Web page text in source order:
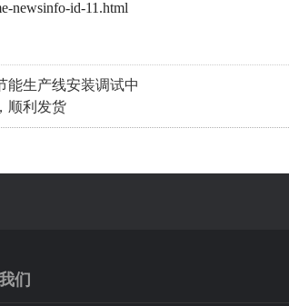
newsinfo-id-11.html
能生产线安装调试中
顺利发货
们